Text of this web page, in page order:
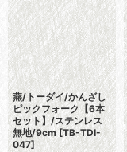
燕/トーダイ/かんざし
ピックフォーク【6本
セット】/ステンレス
無地/9cm [TB-TDI-
047]